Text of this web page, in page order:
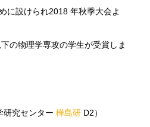
に設けられ2018 年秋季大会よ
の物理学専攻の学生が受賞しま
研究センター 樺島研 D2）